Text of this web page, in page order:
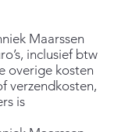
Maarssen
inclusief btw
overige kosten
verzendkosten,
is